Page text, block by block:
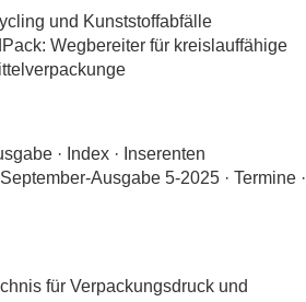
und Kunststoffabfälle
Wegbereiter für kreislauffähige
· Index · Inserenten
Ausgabe 5-2025 · Termine ·
für Verpackungsdruck und